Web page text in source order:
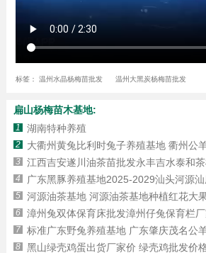
标签： 温州水晶杨梅苗批发 温州大黑炭杨梅苗批发
扁山杨梅苗木基地:
1 湖南特种养殖
2 大衢州黄兔比利时兔子养殖基地 衢州公
3 江西吉安遂川油茶苗批发永丰吉水泰和
4 广东黑豚养殖基地2025-2029汕头河源
5 河源油茶基地 河源油茶基地种植红花大
6 漳州兔双体保育床批发漳州仔兔保育栏
7 标准广东野兔养殖基地 广东肇庆茂名公
8 黑山绿壳鸡蛋出货厂家价 绿壳鸡批发价